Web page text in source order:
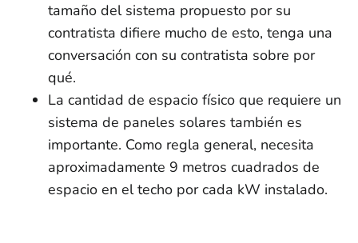
tamaño del sistema propuesto por su
contratista difiere mucho de esto, tenga una
conversación con su contratista sobre por
qué.
La cantidad de espacio físico que requiere un
sistema de paneles solares también es
importante. Como regla general, necesita
aproximadamente 9 metros cuadrados de
espacio en el techo por cada kW instalado.